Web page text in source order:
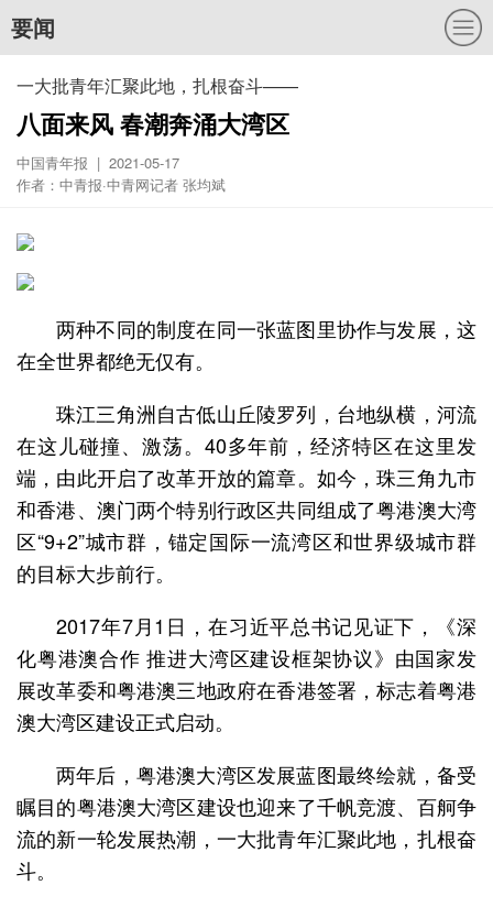
要闻
一大批青年汇聚此地，扎根奋斗——
八面来风 春潮奔涌大湾区
中国青年报 | 2021-05-17
作者：中青报·中青网记者 张均斌
两种不同的制度在同一张蓝图里协作与发展，这
在全世界都绝无仅有。
珠江三角洲自古低山丘陵罗列，台地纵横，河流
在这儿碰撞、激荡。40多年前，经济特区在这里发
端，由此开启了改革开放的篇章。如今，珠三角九市
和香港、澳门两个特别行政区共同组成了粤港澳大湾
区“9+2”城市群，锚定国际一流湾区和世界级城市群
的目标大步前行。
2017年7月1日，在习近平总书记见证下，《深
化粤港澳合作 推进大湾区建设框架协议》由国家发
展改革委和粤港澳三地政府在香港签署，标志着粤港
澳大湾区建设正式启动。
两年后，粤港澳大湾区发展蓝图最终绘就，备受
瞩目的粤港澳大湾区建设也迎来了千帆竞渡、百舸争
流的新一轮发展热潮，一大批青年汇聚此地，扎根奋
斗。